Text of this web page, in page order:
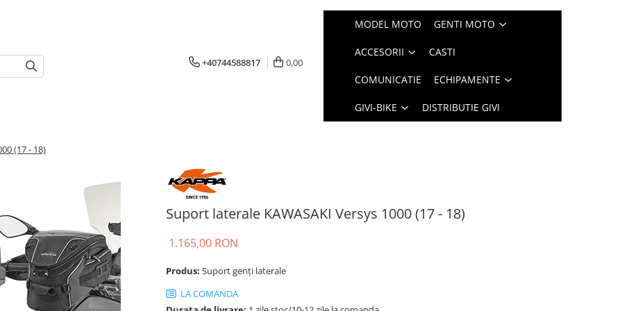
+40744588817 0,00
MODEL MOTO GENTI MOTO
ACCESORII CASTI
COMUNICATIE ECHIPAMENTE
GIVI-BIKE DISTRIBUTIE GIVI
(17 - 18)
Suport laterale KAWASAKI Versys 1000 (17 - 18)
1.165,00 RON
Produs: Suport genți laterale
LA COMANDA